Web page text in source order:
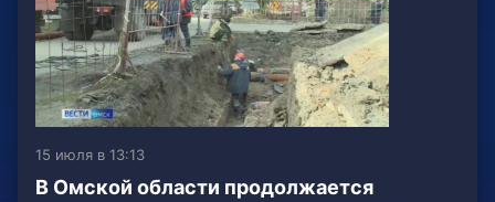
15 июля в 13:13
В Омской области продолжается